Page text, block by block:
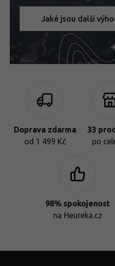
Jaké jsou další
Doprava zdarma
od 1 499 Kč
33
po
98% spokojenost
na Heureka.cz